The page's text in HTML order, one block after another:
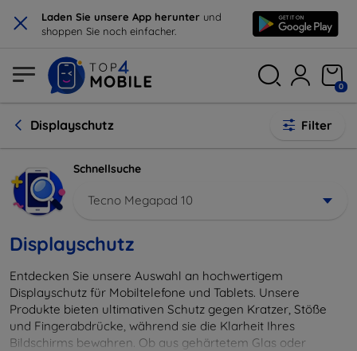
× Laden Sie unsere App herunter und
shoppen Sie noch einfacher.
0
Displayschutz Filter
Schnellsuche
Tecno Megapad 10
Displayschutz
Entdecken Sie unsere Auswahl an hochwertigem
Displayschutz für Mobiltelefone und Tablets. Unsere
Produkte bieten ultimativen Schutz gegen Kratzer, Stöße
und Fingerabdrücke, während sie die Klarheit Ihres
Bildschirms bewahren. Ob aus gehärtetem Glas oder